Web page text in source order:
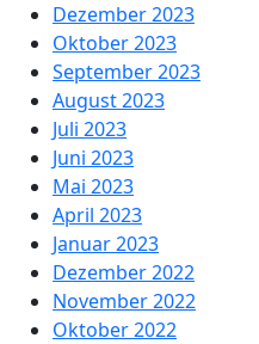
Dezember 2023
Oktober 2023
September 2023
August 2023
Juli 2023
Juni 2023
Mai 2023
April 2023
Januar 2023
Dezember 2022
November 2022
Oktober 2022